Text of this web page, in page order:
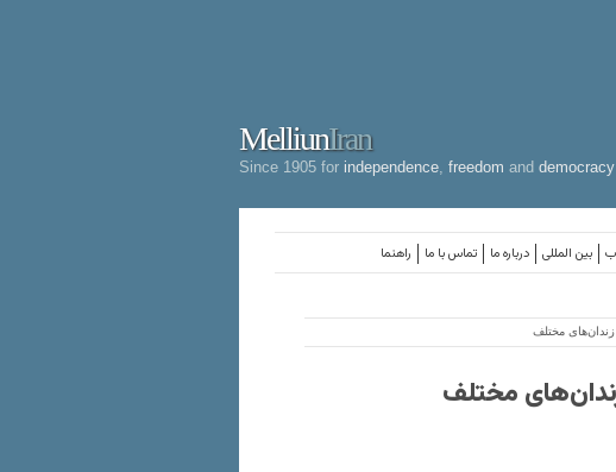
MelliunIran
Since 1905 for independence freedom and democracy
راهنما تماس با ما درباره ما بین المللی